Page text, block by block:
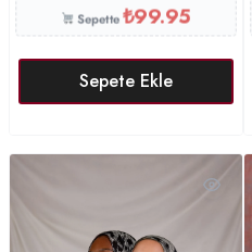
Sepette₺99.95
Sepete Ekle